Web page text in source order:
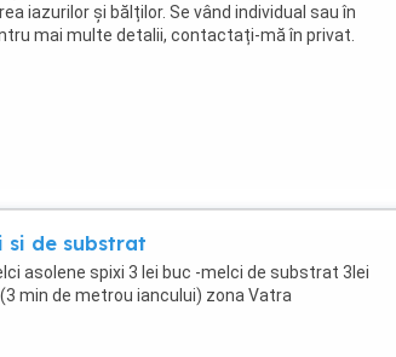
iazurilor și bălților. Se vând individual sau în
mai multe detalii, contactați-mă în privat.
si de substrat
asolene spixi 3 lei buc -melci de substrat 3lei
min de metrou iancului) zona Vatra